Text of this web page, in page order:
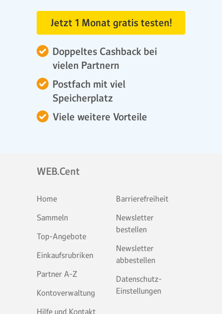
Doppeltes Cashback bei
vielen Partnern
Postfach mit viel
Speicherplatz
Viele weitere Vorteile
Jetzt 1 Monat gratis testen!
WEB.Cent
Home
Sammeln
Top-Angebote
Einkaufsrubriken
Partner A-Z
Kontoverwaltung
Hilfe und Kontakt
Barrierefreiheit
Newsletter
bestellen
Newsletter
abbestellen
Datenschutz-
Einstellungen